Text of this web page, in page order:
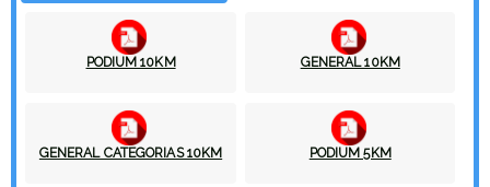
PODIUM 10KM GENERAL 10KM
GENERAL CATEGORIAS 10KM PODIUM 5KM